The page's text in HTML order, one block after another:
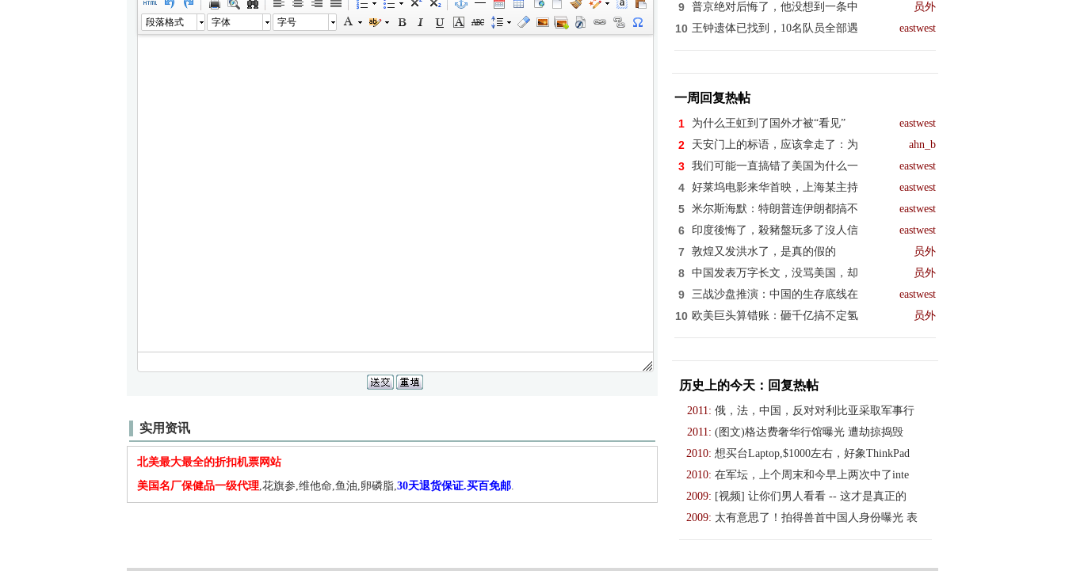
段落格式 字体 字号
实用资讯
北美最大最全的折扣机票网站
美国名厂保健品一级代理,花旗参,维他命,鱼油,卵磷脂,30天退货保证.买百免邮.
9 普京绝对后悔了，他没想到一条中 员外
10 王钟遗体已找到，10名队员全部遇 eastwest
一周回复热帖
1 为什么王虹到了国外才被“看见” eastwest
2 天安门上的标语，应该拿走了：为 ahn_b
3 我们可能一直搞错了美国为什么一 eastwest
4 好莱坞电影来华首映，上海某主持 eastwest
5 米尔斯海默：特朗普连伊朗都搞不 eastwest
6 印度後悔了，殺豬盤玩多了沒人信 eastwest
7 敦煌又发洪水了，是真的假的 员外
8 中国发表万字长文，没骂美国，却 员外
9 三战沙盘推演：中国的生存底线在 eastwest
10 欧美巨头算错账：砸千亿搞不定氢 员外
历史上的今天：回复热帖
2011: 俄，法，中国，反对对利比亚采取军事行
2011: (图文)格达费奢华行馆曝光 遭劫掠捣毁
2010: 想买台Laptop,$1000左右，好象ThinkPad
2010: 在军坛，上个周末和今早上两次中了inte
2009: [视频] 让你们男人看看 -- 这才是真正的
2009: 太有意思了！拍得兽首中国人身份曝光 表